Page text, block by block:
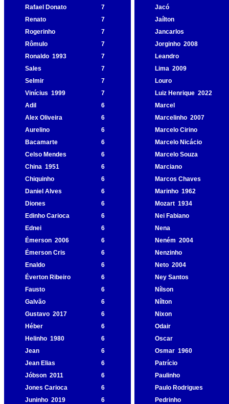
Rafael Donato 7
Jacó
Renato
7
Jaílton
Rogerinho
7
Jancarlos
Rômulo
7 Jorginho 2008
Ronaldo 1993 7
Leandro
Sales
7 Lima 2009
Selmir
7
Louro
Vinícius 1999 7 Luiz Henrique 2022
Adil
6
Marcel
Alex Oliveira
6 Marcelinho 2007
Aurelino
6
Marcelo Cirino
Bacamarte
6
Marcelo Nicácio
Celso Mendes
6
Marcelo Souza
China 1951 6
Marciano
Chiquinho
6
Marcos Chaves
Daniel Alves
6 Marinho 1962
Diones
6 Mozart 1934
Edinho Carioca
6
Nei Fabiano
Ednei
6
Nena
Émerson 2006 6 Neném 2004
Émerson Cris
6
Nenzinho
Enaldo
6 Neto 2004
Éverton Ribeiro
6
Ney Santos
Fausto
6
Nílson
Galvão
6
Nílton
Gustavo 2017 6
Nixon
Héber
6
Odair
Helinho 1980 6
Oscar
Jean
6 Osmar 1960
Jean Elias
6
Patrício
Jóbson 2011 6
Paulinho
Jones Carioca
6
Paulo Rodrigues
Juninho 2019 6
Pedrinho